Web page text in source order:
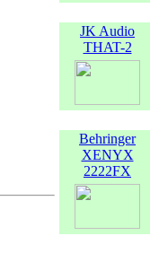
JK Audio
THAT-2
Behringer
XENYX
2222FX